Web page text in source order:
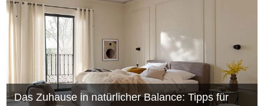
Das Zuhause in natürlicher Balance: Tipps für